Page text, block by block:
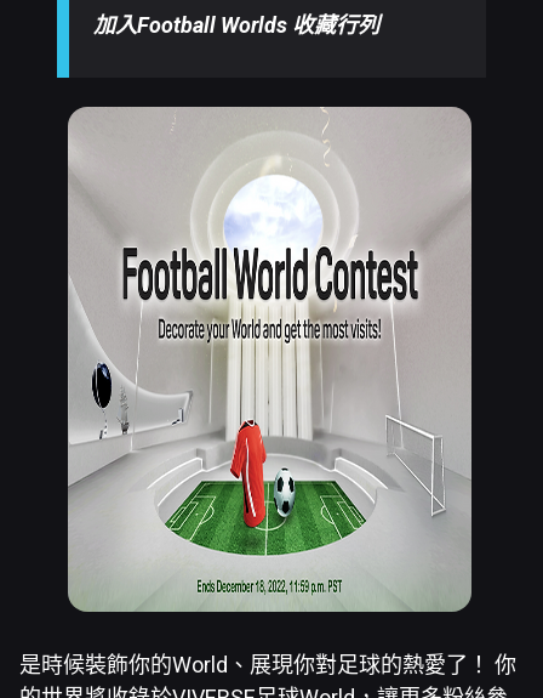
加入Football Worlds 收藏行列
是時候裝飾你的World、展現你對足球的熱愛了！ 你